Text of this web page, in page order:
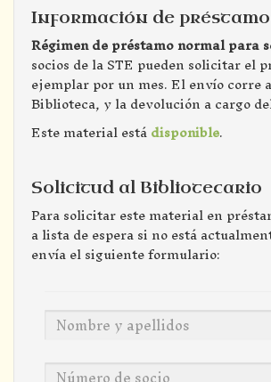
Información de préstamo
Régimen de préstamo normal para
socios de la STE pueden solicitar el
ejemplar por un mes. El envío corre
Biblioteca, y la devolución a cargo
Este material estádisponible.
Solicitud al Bibliotecario
Para solicitar este material en
a lista de espera si no está
envía el siguiente formulario: